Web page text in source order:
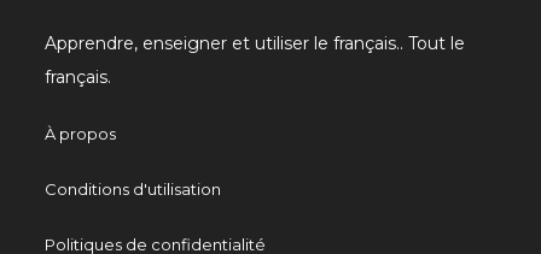
Apprendre, enseigner et utiliser le français.. Tout le
français.
À propos
Conditions d'utilisation
Politiques de confidentialité